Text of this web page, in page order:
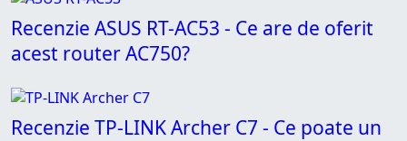
Recenzie ASUS RT-AC53 - Ce are de oferit
acest router AC750?
Recenzie TP-LINK Archer C7 - Ce poate un